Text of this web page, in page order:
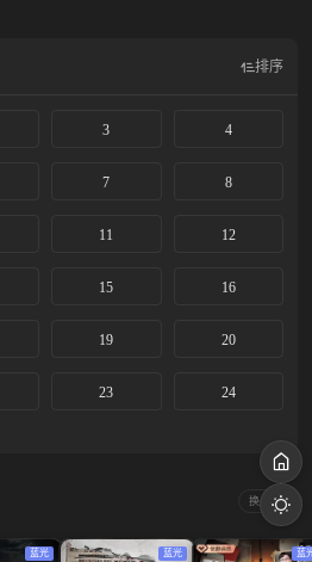
排序
3 4
7 8
11 12
15 16
19 20
23 24
换一换
蓝光 蓝光 蓝